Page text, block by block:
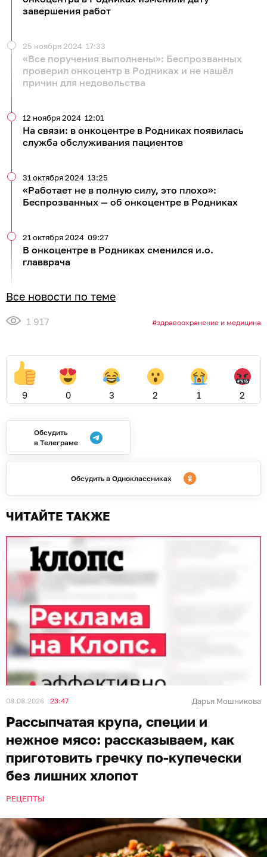
завершения работ
«Все поручения выполнены»: Беспрозванных
проверил онкоцентр в Родниках и не нашёл
причин для недовольства
25 ноября 2024 17:33
На связи: в онкоцентре в Родниках появилась
служба обслуживания пациентов
12 ноября 2024 12:01
«Работает не в полную силу, это плохо»:
Беспрозванных — об онкоцентре в Родниках
31 октября 2024 13:25
В онкоцентре в Родниках сменился и.о.
главврача
21 октября 2024 09:27
Все новости по теме
1 917 здравоохранение и медицина
9 0 3 2 1 2
Обсудить
в Телеграме
Обсудить в Одноклассниках
ЧИТАЙТЕ ТАКЖЕ
08.08.2026 23:47 Дарья Мошникова
Рассыпчатая крупа, специи и
нежное мясо: рассказываем, как
приготовить гречку по-купечески
без лишних хлопот
РЕЦЕПТЫ